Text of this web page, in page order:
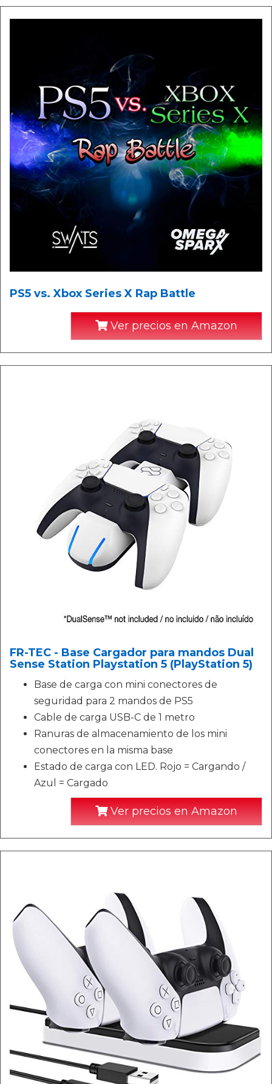
PS5 vs. Xbox Series X Rap Battle
Ver precios en Amazon
FR-TEC - Base Cargador para mandos Dual
Sense Station Playstation 5 (PlayStation 5)
Base de carga con mini conectores de
seguridad para 2 mandos de PS5
Cable de carga USB-C de 1 metro
Ranuras de almacenamiento de los mini
conectores en la misma base
Estado de carga con LED. Rojo = Cargando /
Azul = Cargado
Ver precios en Amazon